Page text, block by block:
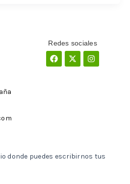
Redes sociales
Facebook
X-
twitter
Instagram
donde puedes escribirnos tus